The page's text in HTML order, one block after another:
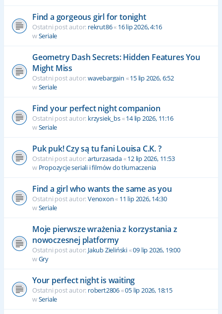
Find a gorgeous girl for tonight
Ostatni post autor: rekrut86« 16 lip 2026, 4:16
wSeriale
Geometry Dash Secrets: Hidden Features You
Might Miss
Ostatni post autor:wavebargain «15 lip 2026, 6:52
wSeriale
Find your perfect night companion
Ostatni post autor: krzysiek_bs«14 lip 2026, 11:16
wSeriale
Puk puk! Czy są tu fani Louisa C.K. ?
Ostatni post autor:arturzasada«12 lip 2026, 11:53
w Propozycje seriali i filmów do tłumaczenia
Find a girl who wants the same as you
Ostatni post autor:Venoxon« 11 lip 2026, 14:30
wSeriale
Moje pierwsze wrażenia z korzystania z
nowoczesnej platformy
Ostatni post autor: Jakub Zieliński«09 lip 2026, 19:00
wGry
Your perfect night is waiting
Ostatni post autor: robert2806«05 lip 2026, 18:15
wSeriale